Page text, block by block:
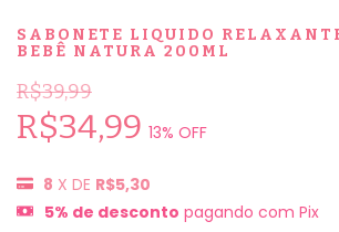
SABONETE LIQUIDO
BEBÊ NATURA 200ML
R$39,99
R$34,99 13% OFF
8 X DE R$5,30
5% de desconto pagando com Pix